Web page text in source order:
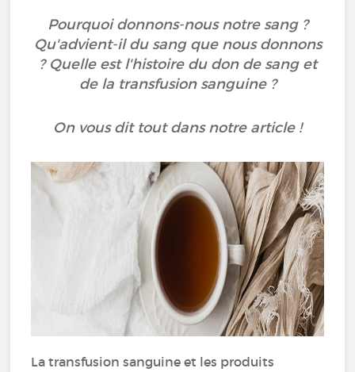
Pourquoi donnons-nous notre sang ?
Qu'advient-il du sang que nous donnons
? Quelle est l'histoire du don de sang et
de la transfusion sanguine ?
On vous dit tout dans notre article !
La transfusion sanguine et les produits